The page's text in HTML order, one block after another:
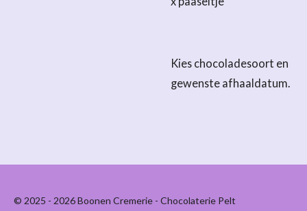
Kies chocoladesoort en
gewenste afhaaldatum.
© 2025 - 2026 Boonen Cremerie - Chocolaterie Pelt